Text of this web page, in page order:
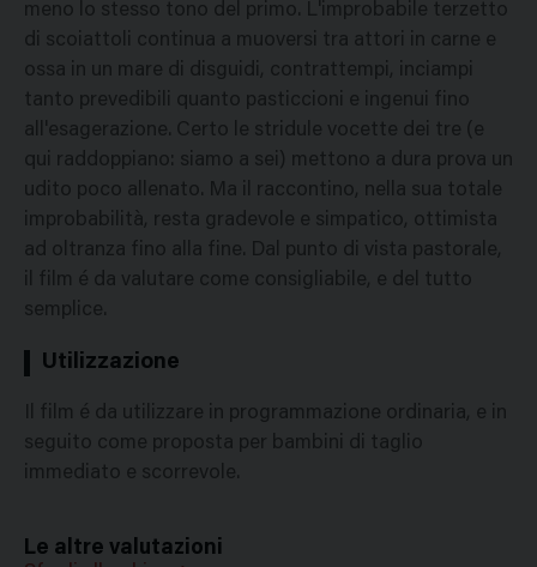
meno lo stesso tono del primo. L'improbabile terzetto
di scoiattoli continua a muoversi tra attori in carne e
ossa in un mare di disguidi, contrattempi, inciampi
tanto prevedibili quanto pasticcioni e ingenui fino
all'esagerazione. Certo le stridule vocette dei tre (e
qui raddoppiano: siamo a sei) mettono a dura prova un
udito poco allenato. Ma il raccontino, nella sua totale
improbabilità, resta gradevole e simpatico, ottimista
ad oltranza fino alla fine. Dal punto di vista pastorale,
il film é da valutare come consigliabile, e del tutto
semplice.
Utilizzazione
Il film é da utilizzare in programmazione ordinaria, e in
seguito come proposta per bambini di taglio
immediato e scorrevole.
Le altre valutazioni